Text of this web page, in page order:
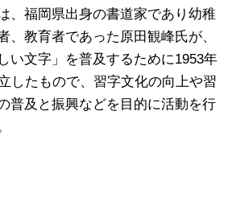
、福岡県出身の書道家であり幼稚
、教育者であった原田観峰氏が、
い文字」を普及するために1953年
したもので、習字文化の向上や習
普及と振興などを目的に活動を行